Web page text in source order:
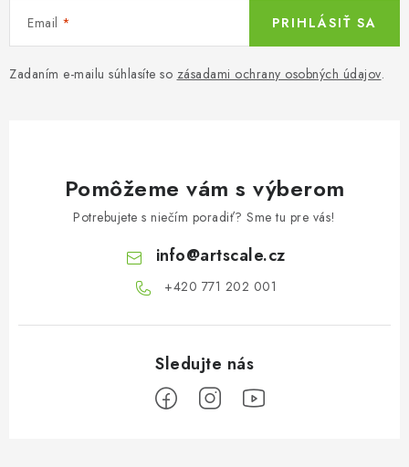
Email
Zadaním e-mailu súhlasíte so zásadami ochrany osobných údajov.
PRIHLÁSIŤ SA
Pomôžeme vám s výberom
Potrebujete s niečím poradiť? Sme tu pre vás!
info@artscale.cz
+420 771 202 001​